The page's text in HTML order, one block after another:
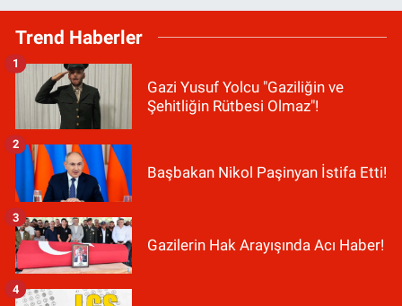
Trend Haberler
Gazi Yusuf Yolcu "Gaziliğin ve
Şehitliğin Rütbesi Olmaz"!
1
Başbakan Nikol Paşinyan İstifa Etti!
2
Gazilerin Hak Arayışında Acı Haber!
3
4